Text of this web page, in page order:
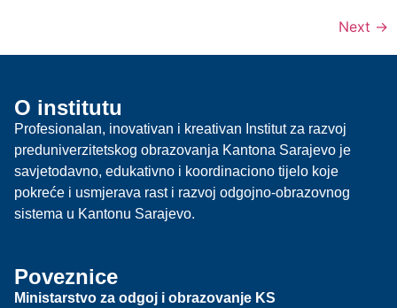
Next →
O institutu
Profesionalan, inovativan i kreativan Institut za razvoj
preduniverzitetskog obrazovanja Kantona Sarajevo je
savjetodavno, edukativno i koordinaciono tijelo koje
pokreće i usmjerava rast i razvoj odgojno-obrazovnog
sistema u Kantonu Sarajevo.
Poveznice
Ministarstvo za odgoj i obrazovanje KS